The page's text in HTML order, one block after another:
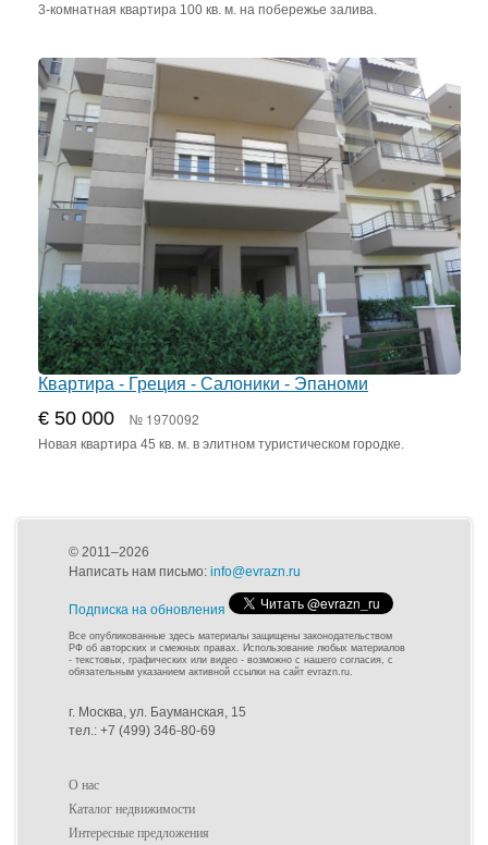
3-комнатная квартира 100 кв. м. на побережье залива.
Квартира - Греция - Салоники - Эпаноми
€ 50 000 № 1970092
Новая квартира 45 кв. м. в элитном туристическом городке.
© 2011–2026
Написать нам письмо: info@evrazn.ru
Подписка на обновления
Все опубликованные здесь материалы защищены законодательством
РФ об авторских и смежных правах. Использование любых материалов
- текстовых, графических или видео - возможно с нашего согласия, с
обязательным указанием активной ссылки на сайт evrazn.ru.
г. Москва, ул. Бауманская, 15
тел.: +7 (499) 346-80-69
О нас
Каталог недвижимости
Интересные предложения